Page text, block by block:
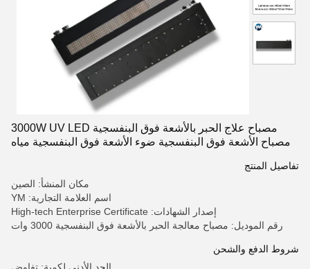
مصباح علاج الحبر بالأشعة فوق البنفسجية 3000W UV LED
مصباح الأشعة فوق البنفسجية ضوء الأشعة فوق البنفسجية مياه
تفاصيل المنتج
مكان المنشأ: الصين
اسم العلامة التجارية: YM
إصدار الشهادات: High-tech Enterprise Certificate
رقم الموديل: مصباح معالجة الحبر بالأشعة فوق البنفسجية 3000 وات
شروط الدفع والشحن